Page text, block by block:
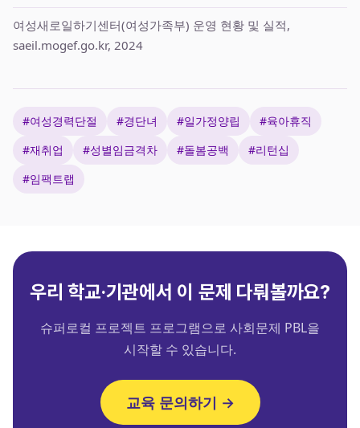
여성새로일하기센터(여성가족부) 운영 현황 및 실적,
saeil.mogef.go.kr, 2024
#여성경력단절 #경단녀 #일가정양립
#육아휴직
#재취업
#성별임금격차 #돌봄공백
#리턴십
#임팩트랩
우리 학교·기관에서 이 문제 다뤄볼까요?
슈퍼로컬 프로젝트 프로그램으로 사회문제 PBL을
시작할 수 있습니다.
교육 문의하기 →